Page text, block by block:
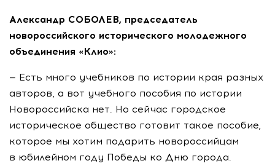
Александр СОБОЛЕВ, председатель
новороссийского исторического молодежного
объединения «Клио»:
— Есть много учебников по истории края разных
авторов, а вот учебного пособия по истории
Новороссийска нет. Но сейчас городское
историческое общество готовит такое пособие,
которое мы хотим подарить новороссийцам
в юбилейном году Победы ко Дню города.